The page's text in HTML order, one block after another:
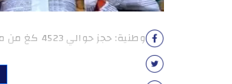
وطنية: حجز حوالي 4523 كغ من مواد غذائية الفاسدة وغير الصالحة للاستهلاك.